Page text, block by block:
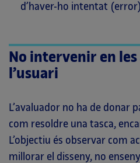
d’haver-ho intentat
No intervenir en les
l’usuari
L’avaluador no ha de donar
com resoldre una tasca,
L’objectiu és observar com
millorar el disseny, no